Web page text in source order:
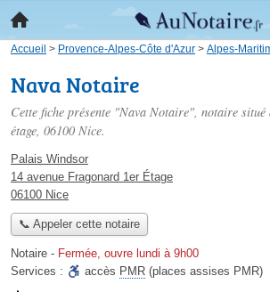
Accueil > Provence-Alpes-Côte d'Azur > Alpes-
Nava Notaire
Cette fiche présente "Nava Notaire", notaire situé
étage, 06100 Nice.
Palais Windsor
14 avenue Fragonard 1er Étage
06100 Nice
📞 Appeler cette notaire
Notaire - Fermée, ouvre lundi à 9h00
Services :
accès PMR (places assises PMR)